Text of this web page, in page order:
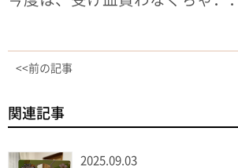
<<前の記事
関連記事
2025.09.03